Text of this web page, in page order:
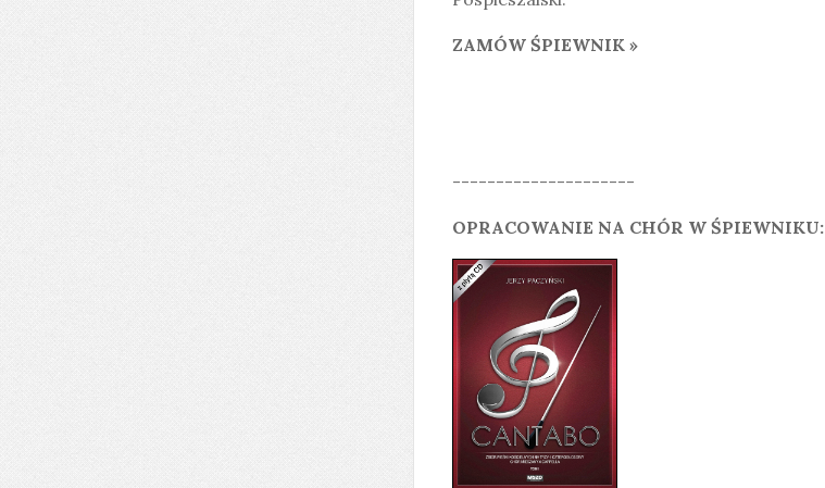
ZAMÓW ŚPIEWNIK »
---------------------
OPRACOWANIE NA CHÓR W ŚPIEWNIKU: